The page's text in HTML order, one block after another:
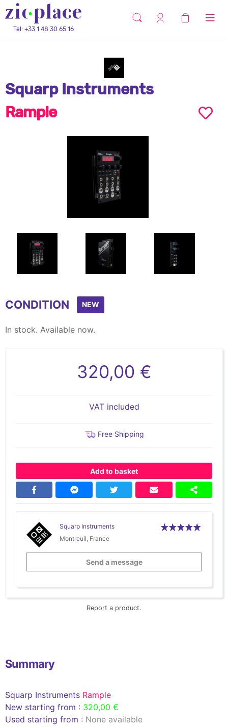
Tel: +33 1 48 30 65 16
Squarp Instruments
Rample
of
CONDITION NEW
In stock. Available now.
320,00 €
VAT included
Free Shipping
Add to basket
Squarp Instruments
Montreuil, France
Send a message
Report a product.
Summary
Squarp Instruments Rample
New starting from : 320,00 €
Used starting from : None available